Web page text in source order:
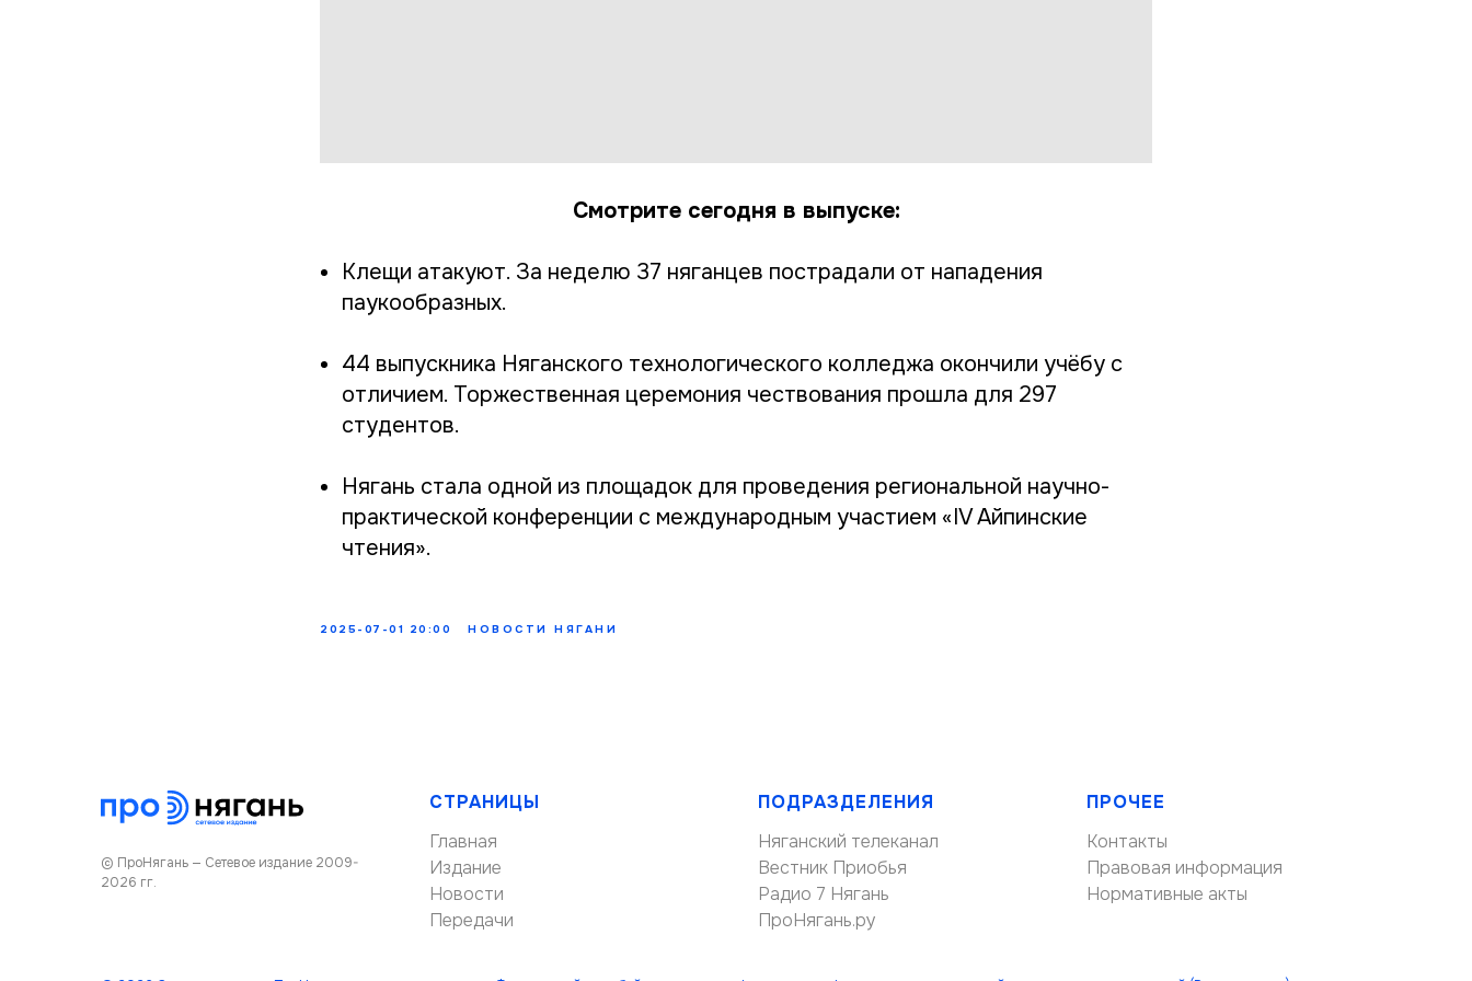
Смотрите сегодня в выпуске:
Клещи атакуют. За неделю 37 няганцев пострадали от нападения
паукообразных.
44 выпускника Няганского технологического колледжа окончили учёбу с
отличием. Торжественная церемония чествования прошла для 297
студентов.
Нягань стала одной из площадок для проведения региональной научно-
практической конференции с международным участием «IV Айпинские
чтения».
2025-07-01 20:00 НОВОСТИ НЯГАНИ
© ПроНягань — Сетевое издание 2009-
2026 гг.
СТРАНИЦЫ
Главная
Издание
Новости
Передачи
ПОДРАЗДЕЛЕНИЯ
Няганский телеканал
Вестник Приобья
Радио 7 Нягань
ПроНягань.ру
ПРОЧЕЕ
Контакты
Правовая информация
Нормативные акты